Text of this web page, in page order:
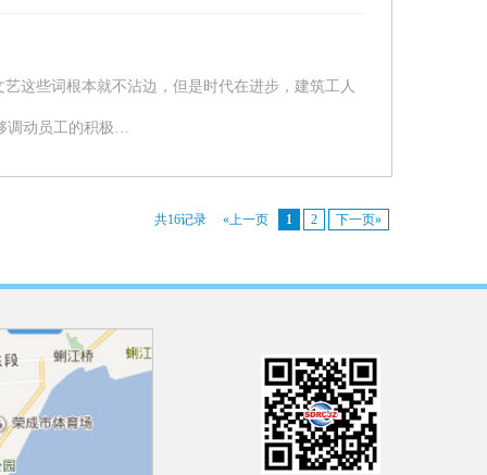
这些词根本就不沾边，但是时代在进步，建筑工人
调动员工的积极…
共16记录 «上一页 1 2 下一页»